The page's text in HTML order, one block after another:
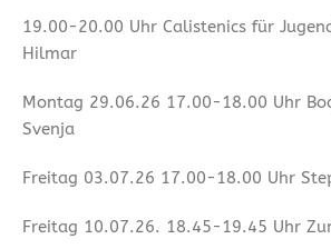
19.00-20.00 Uhr Calistenics für
Hilmar
Montag 29.06.26 17.00-18.00 Uhr
Svenja
Freitag 03.07.26 17.00-18.00 Uhr
Freitag 10.07.26. 18.45-19.45 Uhr